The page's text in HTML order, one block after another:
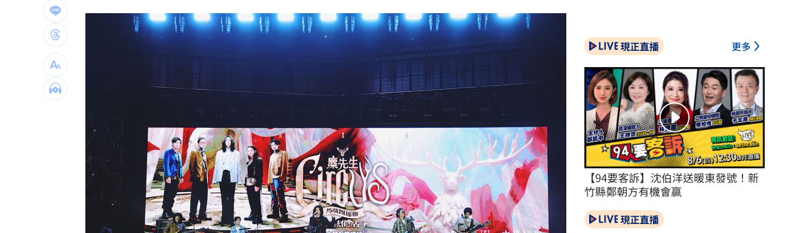
行車糾紛！台中伯滿頭是血 慘遭暴打趴地 12:52
ENHYPEN站姐直播亡！最後住處曝光網看哭
獨家／黃崇仁生前曝有靈異體質躲班機墜海
蔡阿嘎復工！新企劃開拍 二伯IG也更新了
94歲資深女星辭世 演員兒悲洩臨終前病況 12:46
江蕙崩潰爆哭摯友逝世！淚喊怕參加告別式 12:43
用AI改履歷應徵 收面試通知才發現被誇大 12:43
台灣彩券開獎直播中 20:31
現正直播 更多
【94要客訴】沈伯洋送暖東發號！新
竹縣鄭朝方有機會贏
現正直播